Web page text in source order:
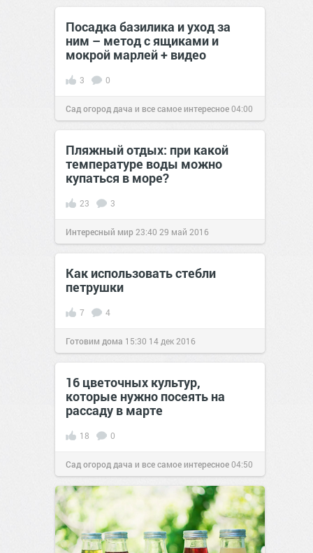
21 май 2016
Посадка базилика и уход за
ним – метод с ящиками и
мокрой марлей + видео
3 0
Сад огород дача и все самое интересное04:00
01 фев 2017
Пляжный отдых: при какой
температуре воды можно
купаться в море?
23 3
Интересный мир 23:40 29 май 2016
Как использовать стебли
петрушки
7 4
Готовим дома 15:30 14 дек 2016
16 цветочных культур,
которые нужно посеять на
рассаду в марте
18 0
Сад огород дача и все самое интересное04:50
05 дек 2016